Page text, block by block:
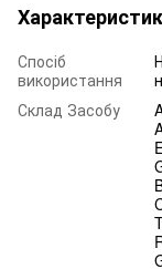
Спосіб
використання
Склад Засобу